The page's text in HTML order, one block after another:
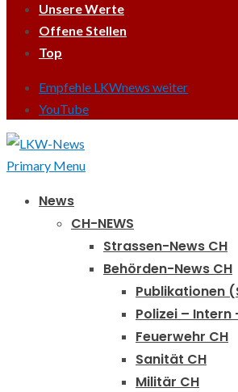
Unsere Werte
Offene Stellen
Top
Empfehle LKWnews weiter
YouTube
Primary Menu
News
CH-NEWS
Strassen-News CH
Behörden-News CH
Publikationen
Polizei – Intern
Feuerwehr CH
Sanität CH
Militär CH